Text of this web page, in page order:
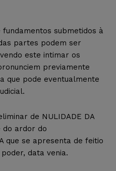
submetidos à
partes podem ser
este intimar os
previamente
que pode eventualmente
de NULIDADE DA
do ardor do
que se apresenta de feitio
data venia.